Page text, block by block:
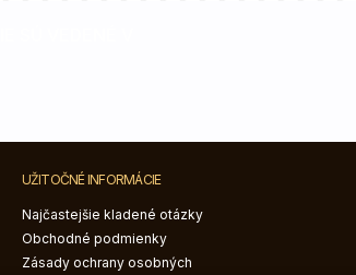
UŽITOČNÉ INFORMÁCIE
Najčastejšie kladené otázky
Obchodné podmienky
Zásady ochrany osobných